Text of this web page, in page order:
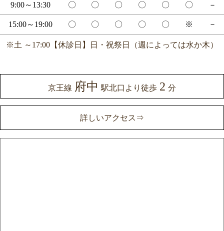
9:00～13:30 〇 〇 〇 〇 〇 〇 －
15:00～19:00 〇 〇 〇 〇 〇 ※ －
※土 ～17:00【休診日】日・祝祭日（週によっては水か木）
京王線 府中 駅北口より徒歩 2 分
詳しいアクセス⇒